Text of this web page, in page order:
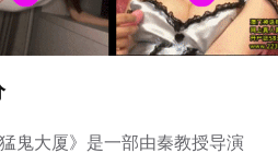
鬼大厦》是一部由秦教授导演